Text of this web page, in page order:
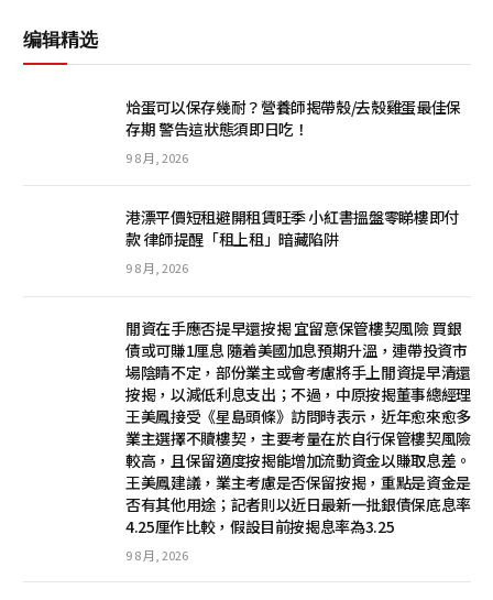
编辑精选
烚蛋可以保存幾耐？營養師揭帶殼/去殼雞蛋最佳保
存期 警告這狀態須即日吃！
9 8 月, 2026
港漂平價短租避開租賃旺季 小紅書搵盤零睇樓即付
款 律師提醒「租上租」暗藏陷阱
9 8 月, 2026
閒資在手應否提早還按揭 宜留意保管樓契風險 買銀
債或可賺1厘息 隨着美國加息預期升溫，連帶投資市
場陰睛不定，部份業主或會考慮將手上閒資提早清還
按揭，以減低利息支出；不過，中原按揭董事總經理
王美鳳接受《星島頭條》訪問時表示，近年愈來愈多
業主選擇不贖樓契，主要考量在於自行保管樓契風險
較高，且保留適度按揭能增加流動資金以賺取息差。
王美鳳建議，業主考慮是否保留按揭，重點是資金是
否有其他用途；記者則以近日最新一批銀債保底息率
4.25厘作比較，假設目前按揭息率為3.25
9 8 月, 2026